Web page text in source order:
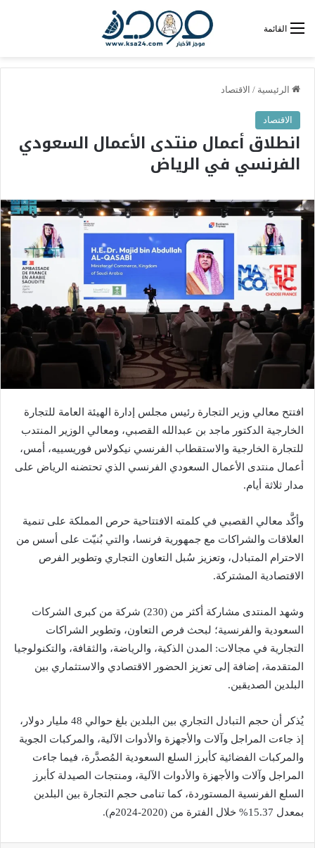
القائمة
الرئيسية / الاقتصاد
الاقتصاد
انطلاق أعمال منتدى الأعمال السعودي
الفرنسي في الرياض
افتتح معالي وزير التجارة رئيس مجلس إدارة الهيئة العامة للتجارة
الخارجية الدكتور ماجد بن عبدالله القصبي، ومعالي الوزير المنتدب
للتجارة الخارجية والاستقطاب الفرنسي نيكولاس فوريسييه، أمس،
أعمال منتدى الأعمال السعودي الفرنسي الذي تحتضنه الرياض على
مدار ثلاثة أيام.
وأكَّد معالي القصبي في كلمته الافتتاحية حرص المملكة على تنمية
العلاقات والشراكات مع جمهورية فرنسا، والتي بُنيّت على أسس من
الاحترام المتبادل، وتعزيز سُبل التعاون التجاري وتطوير الفرص
الاقتصادية المشتركة.
وشهد المنتدى مشاركة أكثر من (230) شركة من كبرى الشركات
السعودية والفرنسية؛ لبحث فرص التعاون، وتطوير الشراكات
التجارية في مجالات: المدن الذكية، والرياضة، والثقافة، والتكنولوجيا
المتقدمة، إضافة إلى تعزيز الحضور الاقتصادي والاستثماري بين
البلدين الصديقين.
يُذكر أن حجم التبادل التجاري بين البلدين بلغ حوالي 48 مليار دولار،
إذ جاءت المراجل وآلات والأجهزة والأدوات الآلية، والمركبات الجوية
والمركبات الفضائية كأبرز السلع السعودية المُصدَّرة، فيما جاءت
المراجل وآلات والأجهزة والأدوات الآلية، ومنتجات الصيدلة كأبرز
السلع الفرنسية المستوردة، كما تنامى حجم التجارة بين البلدين
بمعدل 15.37% خلال الفترة من (2020-2024م).